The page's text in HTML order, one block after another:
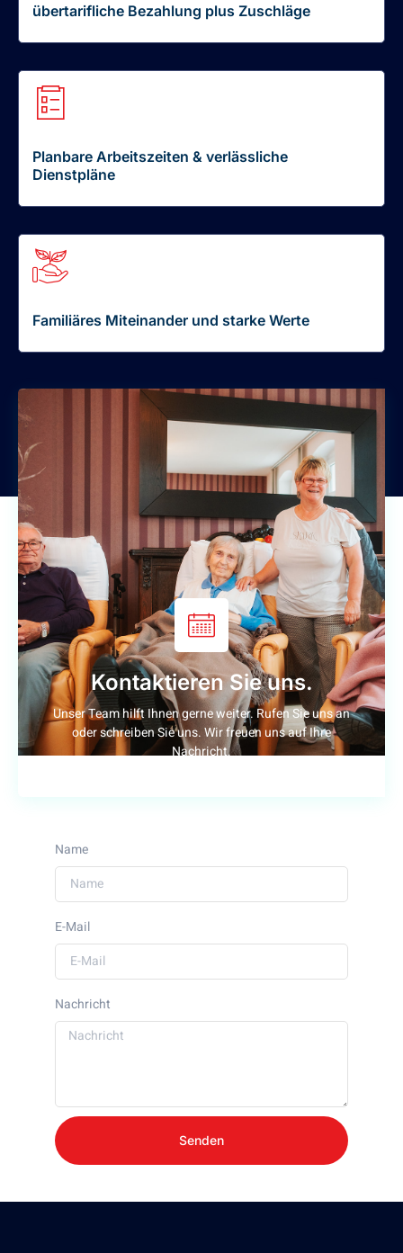
übertarifliche Bezahlung plus Zuschläge
Planbare Arbeitszeiten & verlässliche
Dienstpläne
Familiäres Miteinander und starke Werte
Kontaktieren Sie uns.
Unser Team hilft Ihnen gerne weiter. Rufen Sie uns an
oder schreiben Sie uns. Wir freuen uns auf Ihre
Nachricht.
Name
E-Mail
Nachricht
Senden